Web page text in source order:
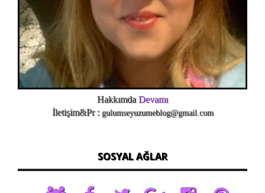
HakkımdaDevamı
İletişim&Pr : gulumseyuzumeblog@gmail.com
SOSYAL AĞLAR